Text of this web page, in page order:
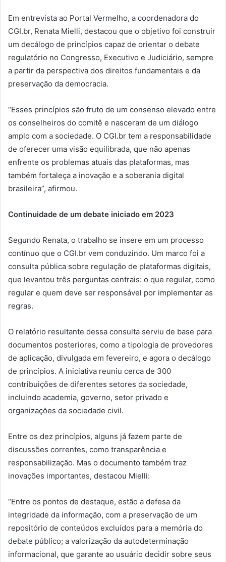
Em entrevista ao Portal Vermelho, a coordenadora do
CGI.br, Renata Mielli, destacou que o objetivo foi construir
um decálogo de princípios capaz de orientar o debate
regulatório no Congresso, Executivo e Judiciário, sempre
a partir da perspectiva dos direitos fundamentais e da
preservação da democracia.
“Esses princípios são fruto de um consenso elevado entre
os conselheiros do comitê e nasceram de um diálogo
amplo com a sociedade. O CGI.br tem a responsabilidade
de oferecer uma visão equilibrada, que não apenas
enfrente os problemas atuais das plataformas, mas
também fortaleça a inovação e a soberania digital
brasileira”, afirmou.
Continuidade de um debate iniciado em 2023
Segundo Renata, o trabalho se insere em um processo
contínuo que o CGI.br vem conduzindo. Um marco foi a
consulta pública sobre regulação de plataformas digitais,
que levantou três perguntas centrais: o que regular, como
regular e quem deve ser responsável por implementar as
regras.
O relatório resultante dessa consulta serviu de base para
documentos posteriores, como a tipologia de provedores
de aplicação, divulgada em fevereiro, e agora o decálogo
de princípios. A iniciativa reuniu cerca de 300
contribuições de diferentes setores da sociedade,
incluindo academia, governo, setor privado e
organizações da sociedade civil.
Entre os dez princípios, alguns já fazem parte de
discussões correntes, como transparência e
responsabilização. Mas o documento também traz
inovações importantes, destacou Mielli:
“Entre os pontos de destaque, estão a defesa da
integridade da informação, com a preservação de um
repositório de conteúdos excluídos para a memória do
debate público; a valorização da autodeterminação
informacional, que garante ao usuário decidir sobre seus